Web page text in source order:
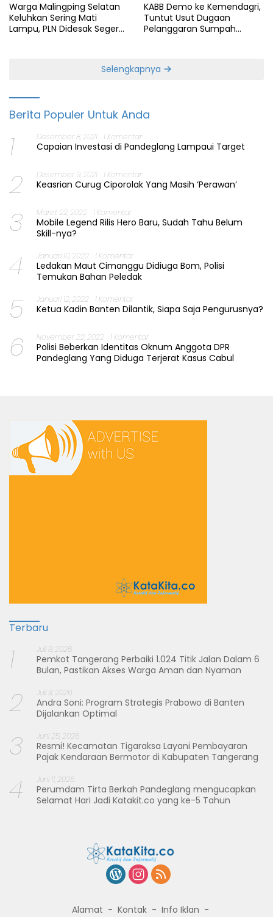
Warga Malingping Selatan
Keluhkan Sering Mati
Lampu, PLN Didesak Segera
KABB Demo ke Kemendagri,
Tuntut Usut Dugaan
Pelanggaran Sumpah
Selengkapnya
Berita Populer Untuk Anda
1 Desember 8, 2021 1 Komentar
Capaian Investasi di Pandeglang Lampaui Target
2 Desember 9, 2021 1 Komentar
Keasrian Curug Ciporolak Yang Masih ‘Perawan’
3 Maret 22, 2022 1 Komentar
Mobile Legend Rilis Hero Baru, Sudah Tahu Belum
Skill-nya?
4 Januari 10, 2022 1 Komentar
Ledakan Maut Cimanggu Didiuga Bom, Polisi
Temukan Bahan Peledak
5 Januari 12, 2022 1 Komentar
Ketua Kadin Banten Dilantik, Siapa Saja Pengurusnya?
6 November 22, 2022 1 Komentar
Polisi Beberkan Identitas Oknum Anggota DPR
Pandeglang Yang Diduga Terjerat Kasus Cabul
Terbaru
1 Juli 8, 2026
Pemkot Tangerang Perbaiki 1.024 Titik Jalan Dalam 6
Bulan, Pastikan Akses Warga Aman dan Nyaman
2 Juli 3, 2026
Andra Soni: Program Strategis Prabowo di Banten
Dijalankan Optimal
3 Juni 25, 2026
Resmi! Kecamatan Tigaraksa Layani Pembayaran
Pajak Kendaraan Bermotor di Kabupaten Tangerang
4 Juni 11, 2026
Perumdam Tirta Berkah Pandeglang mengucapkan
Selamat Hari Jadi Katakit.co yang ke-5 Tahun
Alamat Kontak
Info Iklan